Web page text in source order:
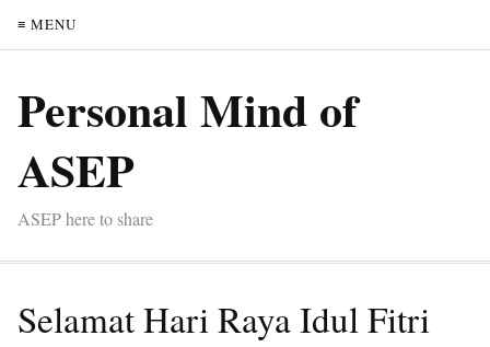
≡ MENU
Personal Mind of
ASEP
ASEP here to share
Selamat Hari Raya Idul Fitri